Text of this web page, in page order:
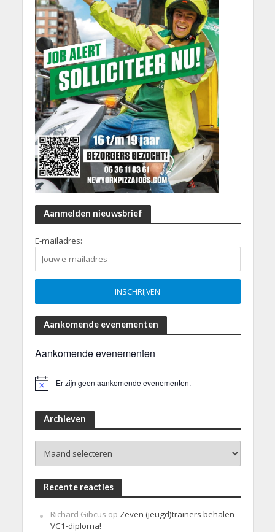
Aanmelden nieuwsbrief
E-mailadres:
Aankomende evenementen
Aankomende evenementen
Er zijn geen aankomende evenementen.
Archieven
Recente reacties
Richard Gibcus op Zeven (jeugd)trainers behalen
VC1-diploma!